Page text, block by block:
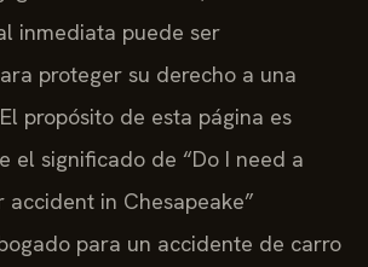
inmediata puede ser
proteger su derecho a una
propósito de esta página es
el significado de “Do I need a
in Chesapeake”
para un accidente de carro